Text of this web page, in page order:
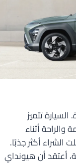
كانت مميزة. السيارة تتميز
أثناء
أكثر جذبًا.
أعتقد أن هيونداي